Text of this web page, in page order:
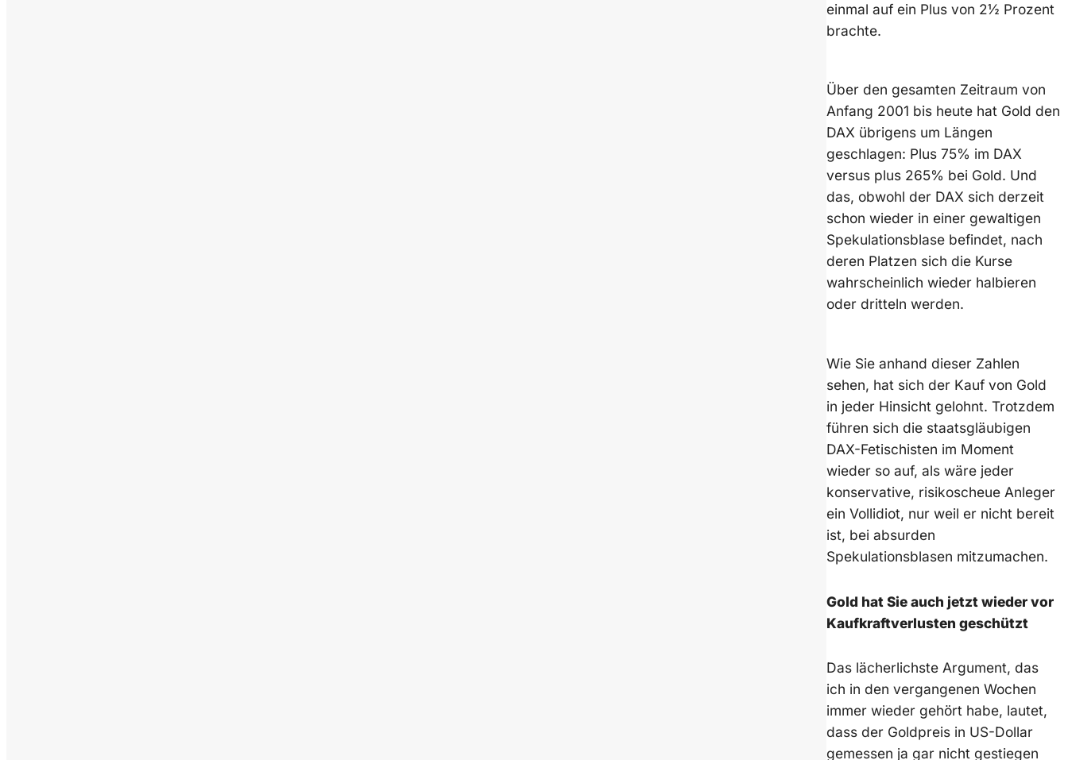
einmal auf ein Plus von 2½ Prozent
brachte.
Über den gesamten Zeitraum von
Anfang 2001 bis heute hat Gold den
DAX übrigens um Längen
geschlagen: Plus 75% im DAX
versus plus 265% bei Gold. Und
das, obwohl der DAX sich derzeit
schon wieder in einer gewaltigen
Spekulationsblase befindet, nach
deren Platzen sich die Kurse
wahrscheinlich wieder halbieren
oder dritteln werden.
Wie Sie anhand dieser Zahlen
sehen, hat sich der Kauf von Gold
in jeder Hinsicht gelohnt. Trotzdem
führen sich die staatsgläubigen
DAX-Fetischisten im Moment
wieder so auf, als wäre jeder
konservative, risikoscheue Anleger
ein Vollidiot, nur weil er nicht bereit
ist, bei absurden
Spekulationsblasen mitzumachen.
Gold hat Sie auch jetzt wieder vor
Kaufkraftverlusten geschützt
Das lächerlichste Argument, das
ich in den vergangenen Wochen
immer wieder gehört habe, lautet,
dass der Goldpreis in US-Dollar
gemessen ja gar nicht gestiegen